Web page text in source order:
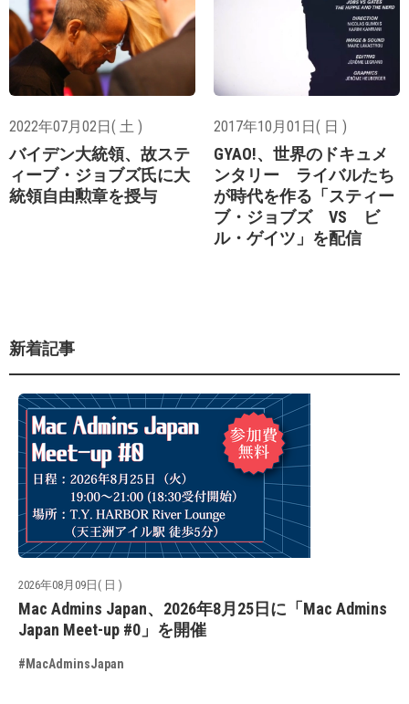
2022年07月02日( 土 )
バイデン大統領、故ステ
ィーブ・ジョブズ氏に大
統領自由勲章を授与
2017年10月01日( 日 )
GYAO!、世界のドキュメ
ンタリー ライバルたち
が時代を作る「スティー
ブ・ジョブズ VS ビ
ル・ゲイツ」を配信
新着記事
2026年08月09日( 日 )
Mac Admins Japan、2026年8月25日に「Mac Admins
Japan Meet-up #0」を開催
#MacAdminsJapan